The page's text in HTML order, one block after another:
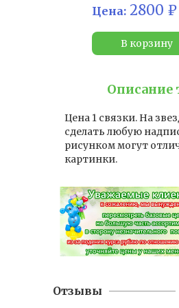
Отзывы
Цена: 2800 ₽
В корзину
Описание
Цена 1 связки. На
сделать любую
рисунком могут
картинки.